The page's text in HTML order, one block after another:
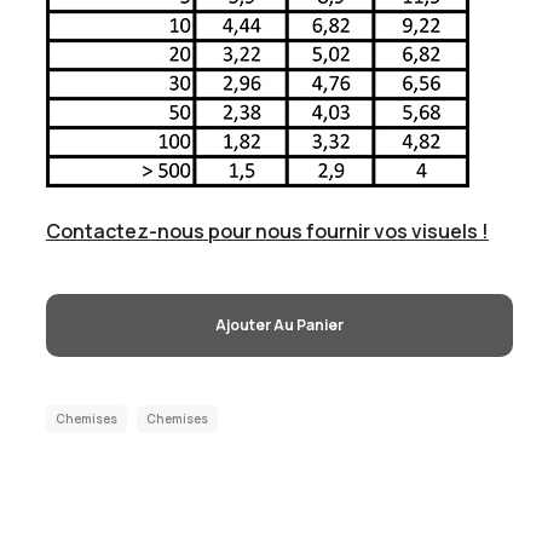
Contactez-nous pour nous fournir vos visuels !
Ajouter Au Panier
Chemises Chemises